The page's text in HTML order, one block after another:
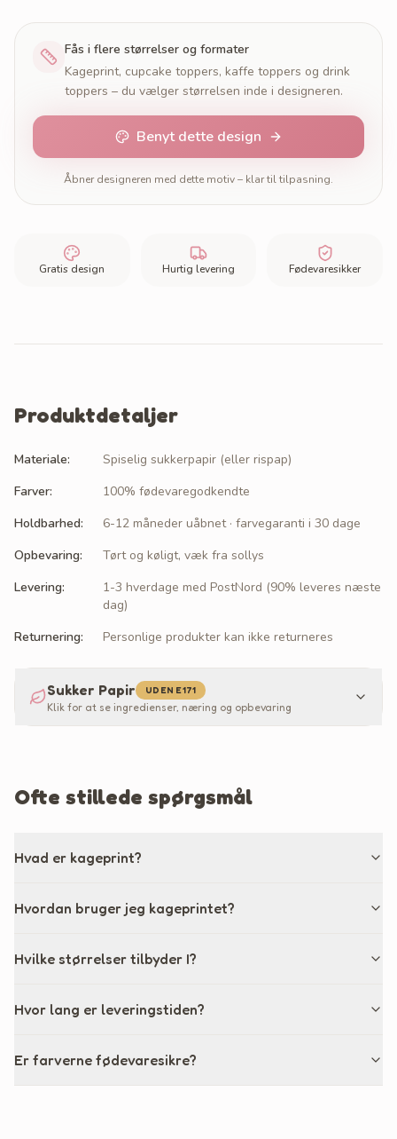
Fås i flere størrelser og formater
Kageprint, cupcake toppers, kaffe toppers og drink
toppers – du vælger størrelsen inde i designeren.
Benyt dette design
Åbner designeren med dette motiv – klar til tilpasning.
Gratis design Hurtig levering Fødevaresikker
Produktdetaljer
Materiale:
Spiselig sukkerpapir (eller rispap)
Farver:
100% fødevaregodkendte
Holdbarhed:
6-12 måneder uåbnet · farvegaranti i 30 dage
Opbevaring:
Tørt og køligt, væk fra sollys
Levering:
1-3 hverdage med PostNord (90% leveres næste
dag)
Returnering: Personlige produkter kan ikke returneres
Sukker Papir UDEN E171
Klik for at se ingredienser, næring og opbevaring
Ofte stillede spørgsmål
Hvad er kageprint?
Hvordan bruger jeg kageprintet?
Hvilke størrelser tilbyder I?
Hvor lang er leveringstiden?
Er farverne fødevaresikre?